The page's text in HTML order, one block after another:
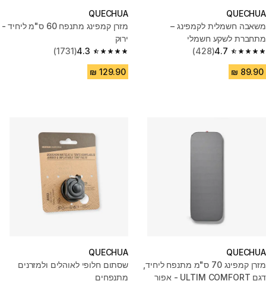
QUECHUA
משאבה חשמלית לקמפינג –
מתחברת לשקע חשמלי
4.7
4.7 out of 5 stars from 428 reviews
(428)
QUECHUA
מזרן קמפינג מתנפח 60 ס"מ ליחיד -
ירוק
4.3
4.3 out of 5 stars from 1731 reviews
(1731)
QUECHUA
מזרן קמפינג 70 ס"מ מתנפח ליחיד,
דגם ULTIM COMFORT ‏- אפור
QUECHUA
שסתום חלופי לאוהלים ולמזרנים
מתנפחים